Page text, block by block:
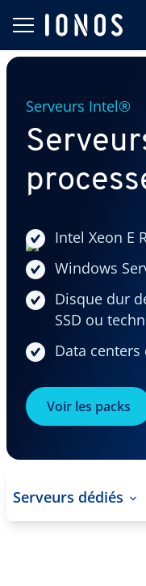
Serveurs Intel®
Intel Xeon E
Windows
Disque dur
SSD ou
Data centers
Voir les packs
Serveurs dédiés